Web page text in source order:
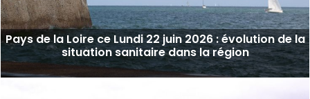
Pays de la Loire ce Lundi 22 juin 2026 : évolution de la
situation sanitaire dans la région